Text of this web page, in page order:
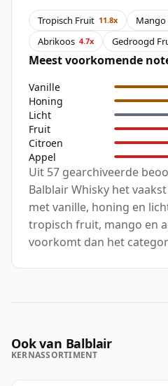
Tropisch Fruit 11.8x Mango
Abrikoos 4.7x Gedroogd
Meest voorkomende
Vanille
Honing
Licht
Fruit
Citroen
Appel
Uit 57 gearchiveerde
Balblair Whisky het
met vanille, honing en
tropisch fruit, mango en
voorkomt dan het
Ook van Balblair
KERNASSORTIMENT